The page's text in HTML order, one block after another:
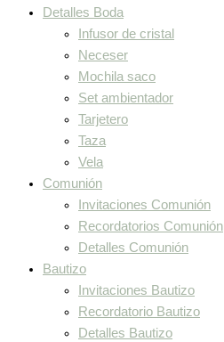
Detalles Boda
Infusor de cristal
Neceser
Mochila saco
Set ambientador
Tarjetero
Taza
Vela
Comunión
Invitaciones Comunión
Recordatorios Comunión
Detalles Comunión
Bautizo
Invitaciones Bautizo
Recordatorio Bautizo
Detalles Bautizo